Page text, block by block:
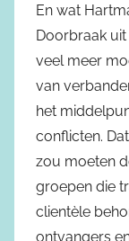
En wat
Doorbraak uit
veel meer
van
het
conflicten.
zou moeten
groepen die
clientèle
ontvangers